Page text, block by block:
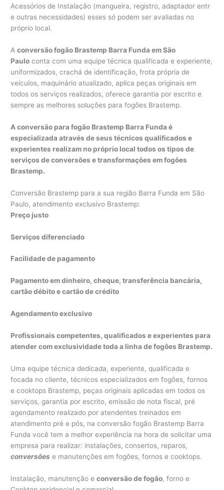
Acessórios de Instalação (mangueira, registro, adaptador entr
e outras necessidades) esses só podem ser avaliadas no
próprio local.
Aconversão fogão Brastemp Barra Funda em São
Paulo conta com uma equipe técnica qualificada e experiente,
uniformizados, crachá de identificação, frota própria de
veículos, maquinário atualizado, aplica peças originais em
todos os serviços realizados, oferece garantia por escrito e
sempre as melhores soluções para fogões Brastemp.
A conversão para fogão Brastemp Barra Funda é
especializada através de seus técnicos qualificados e
experientes realizam no próprio local todos os tipos de
serviços de conversões e transformações em fogões
Brastemp.
Conversão Brastemp para a sua região Barra Funda em São
Paulo, atendimento exclusivo Brastemp:
Preço justo
Serviços diferenciado
Facilidade de pagamento
Pagamento em dinheiro, cheque, transferência bancária,
cartão débito e cartão de crédito
Agendamento exclusivo
Profissionais competentes, qualificados e experientes para
atender com exclusividade toda a linha de fogões Brastemp.
Uma equipe técnica dedicada, experiente, qualificada e
focada no cliente, técnicos especializados em fogões, fornos
e cooktops Brastemp, peças originais aplicadas em todos os
serviços, garantia por escrito, emissão de nota fiscal, pré
agendamento realizado por atendentes treinados em
atendimento pré e pós, na conversão fogão Brastemp Barra
Funda você tem a melhor experiência na hora de solicitar uma
empresa para realizar: instalações, consertos, reparos,
conversões e manutenções em fogões, fornos e cooktops.
Instalação, manutenção​ econversão de fogão, forno e